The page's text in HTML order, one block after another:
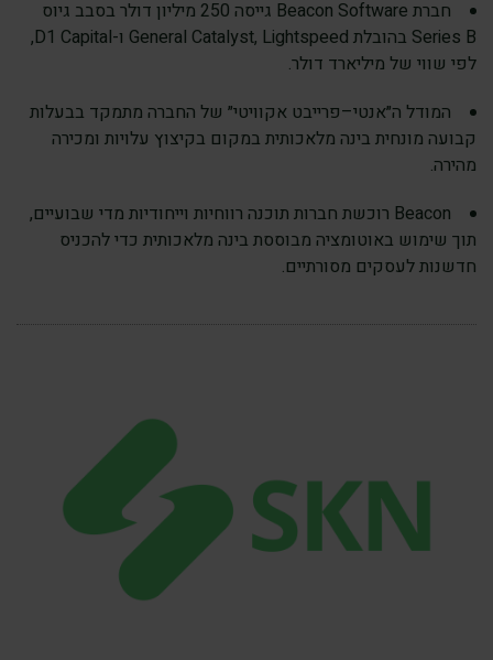
חברת Beacon Software גייסה 250 מיליון דולר בסבב גיוס
Series B בהובלת General Catalyst, Lightspeed ו-D1 Capital,
לפי שווי של מיליארד דולר.
המודל ה״אנטי–פרייבט אקוויטי״ של החברה מתמקד בבעלות
קבועה מונחית בינה מלאכותית במקום בקיצוץ עלויות ומכירה
מהירה.
Beacon רוכשת חברות תוכנה רווחיות וייחודיות מדי שבועיים,
תוך שימוש באוטומציה מבוססת בינה מלאכותית כדי להכניס
חדשנות לעסקים מסורתיים.